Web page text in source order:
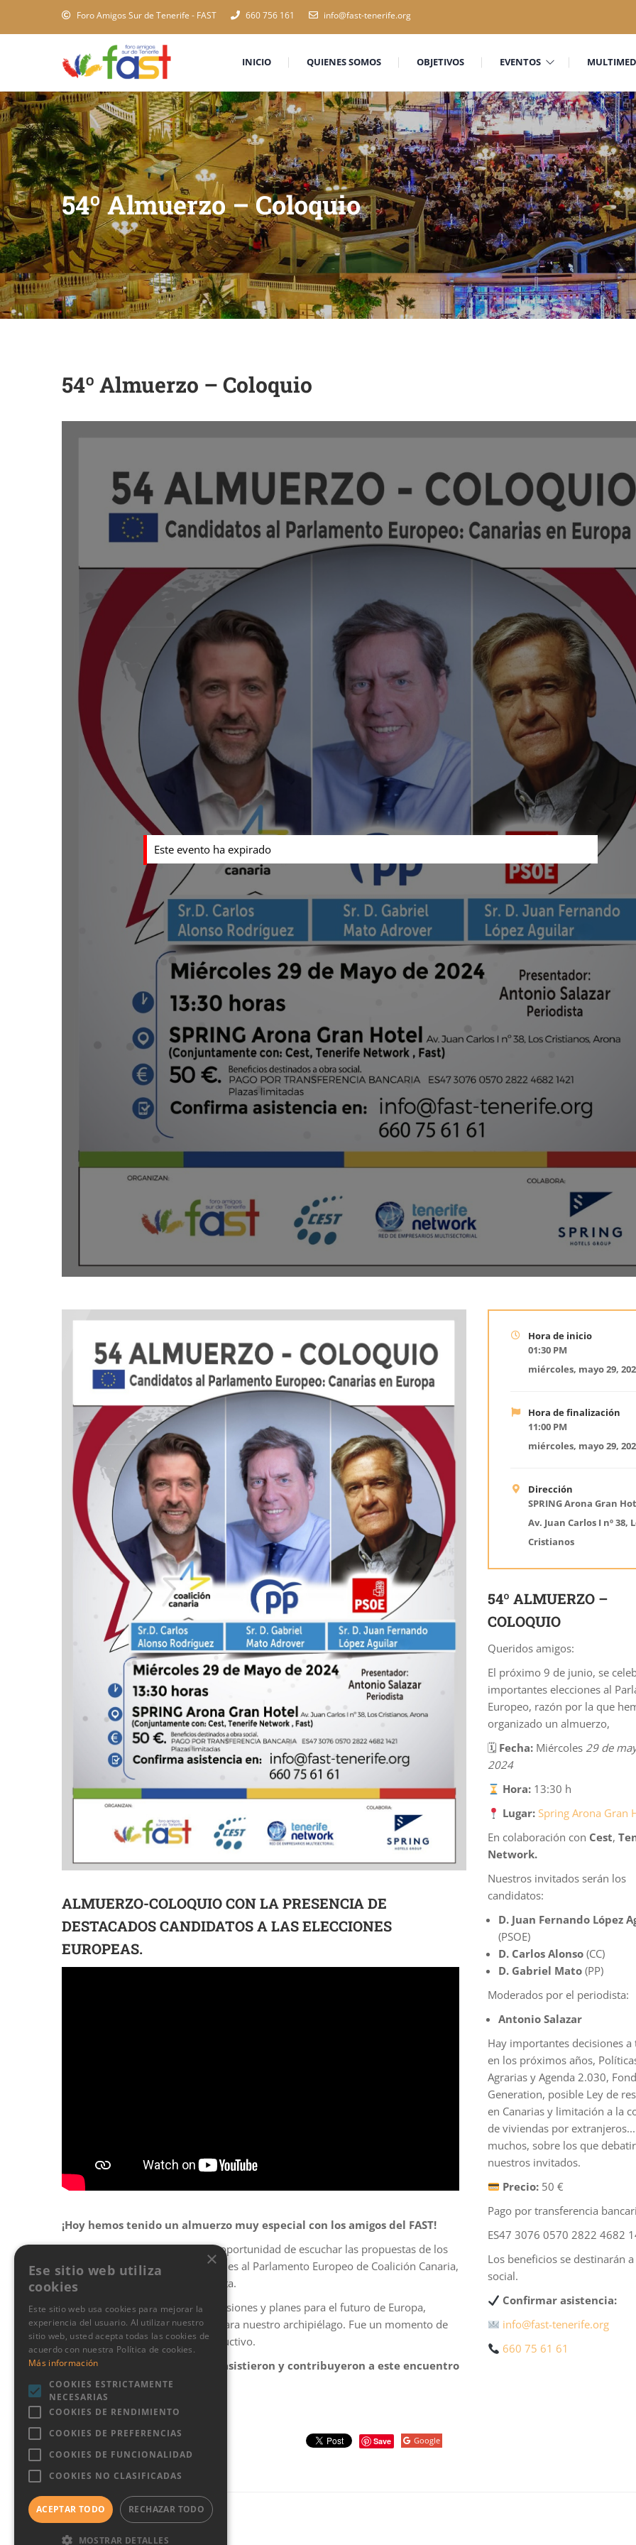
Foro Amigos Sur de Tenerife - FAST 660 756 161 info@fast-tenerife.org
INICIO QUIENES SOMOS OBJETIVOS EVENTOS
54º Almuerzo – Coloquio
54º Almuerzo – Coloquio
Este evento ha expirado
ALMUERZO-COLOQUIO CON LA PRESENCIA DE
DESTACADOS CANDIDATOS A LAS ELECCIONES
EUROPEAS.
¡Hoy hemos tenido un almuerzo muy especial con los amigos del FAST!
Durante este evento, tuvimos la oportunidad de escuchar las propuestas de los
candidatos Canarios a las elecciones al Parlamento Europeo de Coalición Canaria,
Partido Popular y Partido Socialista.
Los invitados compartieron sus visiones y planes para el futuro de Europa,
centrándose en temas cruciales para nuestro archipiélago. Fue un momento de
enriquecimiento y diálogo constructivo.
¡Agradecemos a todos los que asistieron y contribuyeron a este encuentro
tan interesante!
Hora de inicio
01:30 PM
miércoles, mayo 29,
Hora de finalización
11:00 PM
miércoles, mayo 29,
Dirección
SPRING Arona Gran
Av. Juan Carlos I nº 38,
Cristianos
54º ALMUERZO –
COLOQUIO
Queridos amigos:
El próximo 9 de junio, se
importantes elecciones al
Europeo, razón por la que
organizado un almuerzo,
🗓 Fecha: Miércoles 29 de
2024
Hora: 13:30 h
Lugar: Spring Arona Gran
En colaboración con Cest,
Network.
Nuestros invitados serán los
candidatos:
D. Juan Fernando López
(PSOE)
D. Carlos Alonso(CC)
D. Gabriel Mato (PP)
Moderados por el periodista:
Antonio Salazar
Hay importantes decisiones
en los próximos años,
Agrarias y Agenda 2.030,
Generation, posible Ley de
en Canarias y limitación a la
de viviendas por
muchos, sobre los que
nuestros invitados.
Precio: 50 €
Pago por transferencia
ES47 3076 0570 2822 4682
Los beneficios se destinarán
social.
Confirmar asistencia:
info@fast-tenerife.org
660 75 61 61
Google
Save
×
Ese sitio web utiliza
cookies
Este sitio web usa cookies para mejorar la
experiencia del usuario. Al utilizar nuestro
sitio web, usted acepta todas las cookies de
acuerdo con nuestra Política de cookies.
Más información
COOKIES ESTRICTAMENTE
NECESARIAS
COOKIES DE RENDIMIENTO
COOKIES DE PREFERENCIAS
COOKIES DE FUNCIONALIDAD
COOKIES NO CLASIFICADAS
ACEPTAR TODO RECHAZAR TODO
MOSTRAR DETALLES